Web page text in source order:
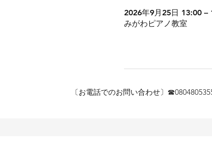
2026年9月25日 13:00 –
みがわピアノ教室
〔お電話でのお問い合わせ〕